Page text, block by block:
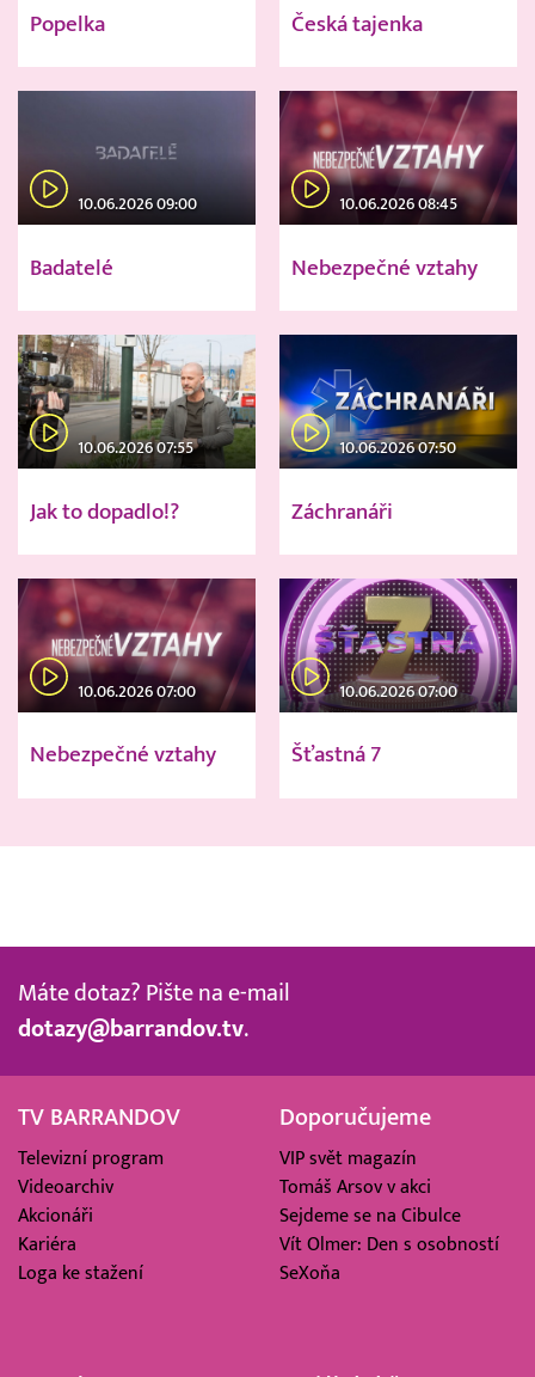
Popelka Česká tajenka
10.06.2026 09:00
Badatelé
10.06.2026 08:45
Nebezpečné vztahy
10.06.2026 07:55
Jak to dopadlo!?
10.06.2026 07:50
Záchranáři
10.06.2026 07:00
Nebezpečné vztahy
10.06.2026 07:00
Šťastná 7
Máte dotaz? Pište na e-mail
dotazy@barrandov.tv.
TV BARRANDOV
Televizní program
Videoarchiv
Akcionáři
Kariéra
Loga ke stažení
Doporučujeme
VIP svět magazín
Tomáš Arsov v akci
Sejdeme se na Cibulce
Vít Olmer: Den s osobností
SeXoňa